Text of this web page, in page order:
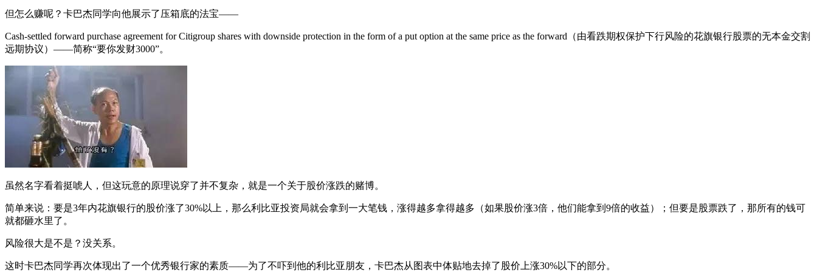
但怎么赚呢？卡巴杰同学向他展示了压箱底的法宝——
Cash-settled forward purchase agreement for Citigroup shares with downside protection in the form of a put option at the same price as the forward（由看跌期权保护下行风险的花旗银行股票的无本金交割
远期协议）——简称“要你发财3000”。
虽然名字看着挺唬人，但这玩意的原理说穿了并不复杂，就是一个关于股价涨跌的赌博。
简单来说：要是3年内花旗银行的股价涨了30%以上，那么利比亚投资局就会拿到一大笔钱，涨得越多拿得越多（如果股价涨3倍，他们能拿到9倍的收益）；但要是股票跌了，那所有的钱可
就都砸水里了。
风险很大是不是？没关系。
这时卡巴杰同学再次体现出了一个优秀银行家的素质——为了不吓到他的利比亚朋友，卡巴杰从图表中体贴地去掉了股价上涨30%以下的部分。